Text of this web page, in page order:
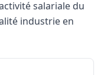
salariale du
industrie en
qualité